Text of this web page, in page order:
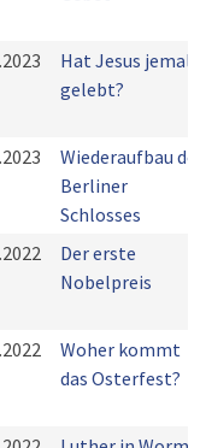
Hat Jesus jemals
gelebt?
Wiederaufbau des
Berliner
Schlosses
Der erste
Nobelpreis
Woher kommt
das Osterfest?